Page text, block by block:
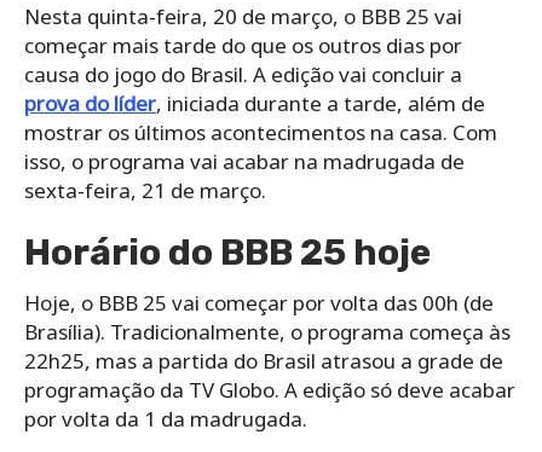
Nesta quinta-feira, 20 de março, o BBB 25 vai
começar mais tarde do que os outros dias por
causa do jogo do Brasil. A edição vai concluir a
prova do líder, iniciada durante a tarde, além de
mostrar os últimos acontecimentos na casa. Com
isso, o programa vai acabar na madrugada de
sexta-feira, 21 de março.
Horário do BBB 25 hoje
Hoje, o BBB 25 vai começar por volta das 00h (de
Brasília). Tradicionalmente, o programa começa às
22h25, mas a partida do Brasil atrasou a grade de
programação da TV Globo. A edição só deve acabar
por volta da 1 da madrugada.